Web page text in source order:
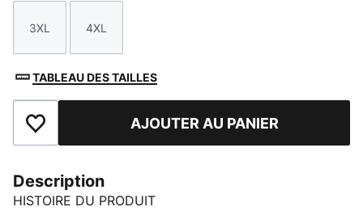
Taille
3XL
Taille
4XL
TABLEAU DES TAILLES
Ajouter aux favorisAJOUTER AU PANIER
Description
HISTOIRE DU PRODUIT